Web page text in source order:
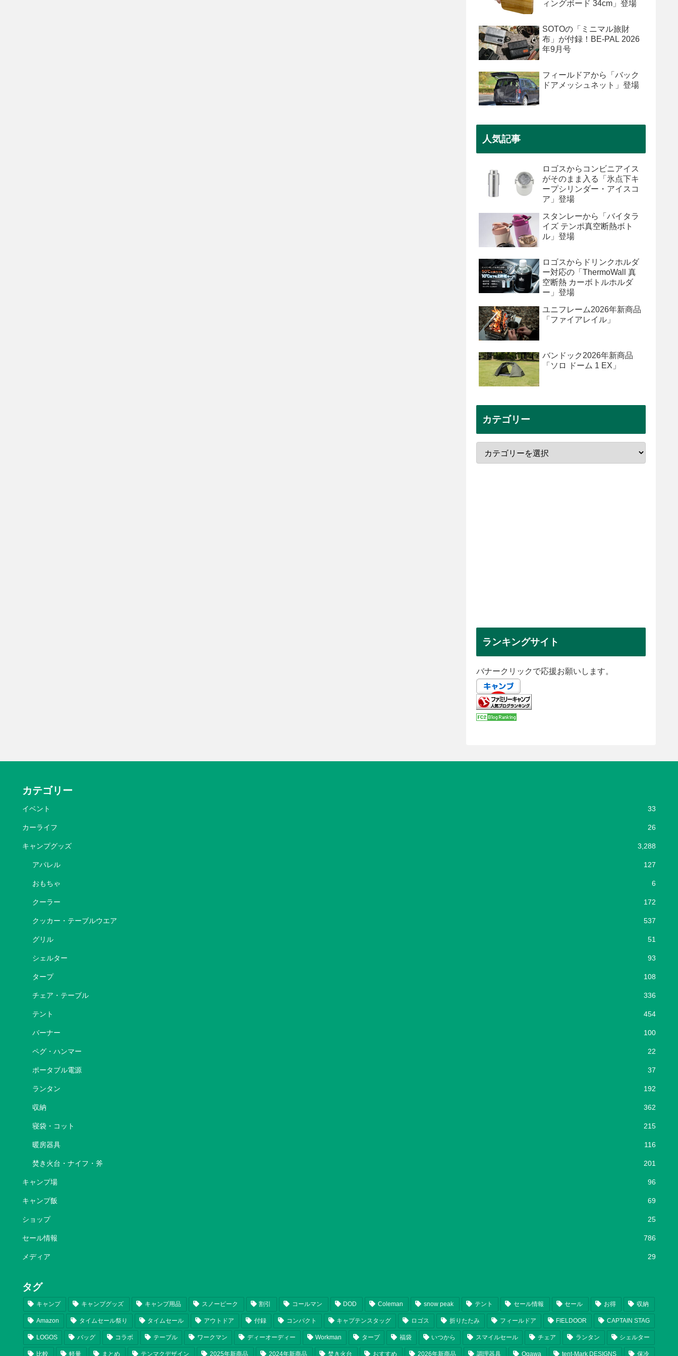
ィングボード 34cm」登場
SOTOの「ミニマル旅財
布」が付録！BE-PAL 2026
年9月号
フィールドアから「バック
ドアメッシュネット」登場
人気記事
ロゴスからコンビニアイス
がそのまま入る「氷点下キ
ープシリンダー・アイスコ
ア」登場
スタンレーから「バイタラ
イズ テンポ真空断熱ボト
ル」登場
ロゴスからドリンクホルダ
ー対応の「ThermoWall 真
空断熱 カーボトルホルダ
ー」登場
ユニフレーム2026年新商品
「ファイアレイル」
バンドック2026年新商品
「ソロ ドーム 1 EX」
カテゴリー
ランキングサイト
バナークリックで応援お願いします。
カテゴリー
イベント 33
カーライフ 26
キャンプグッズ 3,288
アパレル 127
おもちゃ 6
クーラー 172
クッカー・テーブルウエア 537
グリル 51
シェルター 93
タープ 108
チェア・テーブル 336
テント 454
バーナー 100
ペグ・ハンマー 22
ポータブル電源 37
ランタン 192
収納 362
寝袋・コット 215
暖房器具 116
焚き火台・ナイフ・斧 201
キャンプ場 96
キャンプ飯 69
ショップ 25
セール情報 786
メディア 29
タグ
キャンプ キャンプグッズ キャンプ用品 スノーピーク 割引 コールマン DOD Coleman snow peak テント セール情報 セール お得 収納
Amazon タイムセール祭り タイムセール アウトドア 付録 コンパクト キャプテンスタッグ ロゴス 折りたたみ フィールドア FIELDOOR CAPTAIN STAG
LOGOS バッグ コラボ テーブル ワークマン ディーオーディー Workman タープ 福袋 いつから スマイルセール チェア ランタン シェルター
比較 軽量 まとめ テンマクデザイン 2025年新商品 2024年新商品 焚き火台 おすすめ 2026年新商品 調理器具 Ogawa tent-Mark DESIGNS 保冷